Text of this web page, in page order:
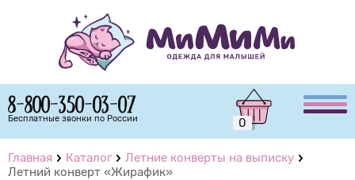
8-800-350-03-07
Бесплатные звонки по России 0
Главная Каталог
Летние конверты на выписку
Летний конверт «Жирафик»